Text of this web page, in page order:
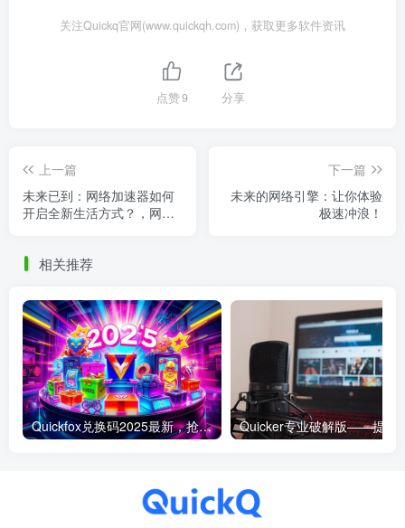
关注Quickq官网(www.quickqh.com)，获取更多软件资讯
点赞9 分享
上一篇
未来已到：网络加速器如何
开启全新生活方式？，网络
下一篇
未来的网络引擎：让你体验
极速冲浪！
相关推荐
Quickfox兑换码2025最新，抢先获取专属福利！